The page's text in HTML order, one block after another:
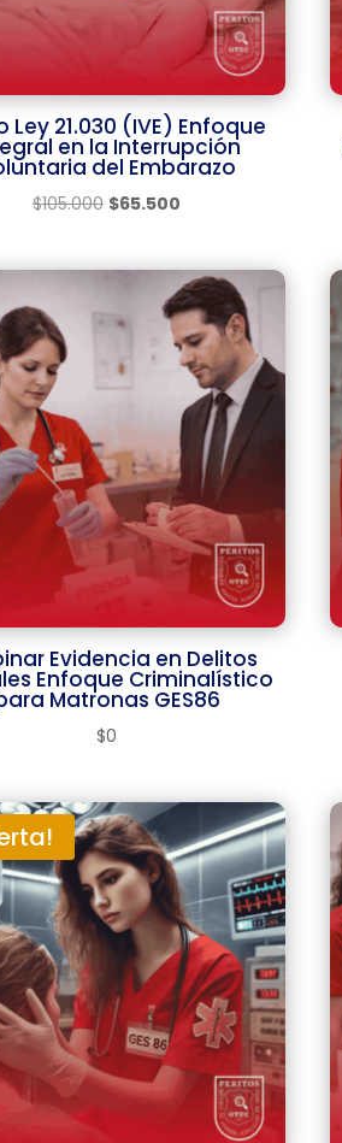
Ley 21.030 (IVE) Enfoque
en la Interrupción
del Embarazo
$105.000 El
original
$105.000.
$65.500
actual
es:
$65.500.
Evidencia en Delitos
Enfoque Criminalístico
Matronas GES86
$0